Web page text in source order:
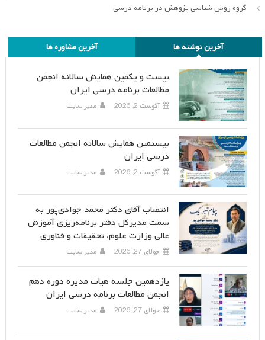
گروه روش شناسی پژوهش در برنامه درسی
آخرین نوشته ها آخرین مشاوره ها
بیست و یکمین همایش سالانه انجمن
مطالعات برنامه درسی ایران
آگوست 2, 2026 مدیر سایت
بیستمین همایش سالانه انجمن مطالعات
درسی ایران
آگوست 2, 2026 مدیر سایت
انتصاب آقای دکتر محمد جوادی‌پور به
سمت مدیرکل دفتر برنامه‌ریزی آموزش
عالی وزارت علوم، تحقیقات و فناوری
جولای 27, 2026 مدیر سایت
یازدهمین جلسه هیات مدیره دوره دهم
انجمن مطالعات برنامه درسی ایران
جولای 27, 2026 مدیر سایت